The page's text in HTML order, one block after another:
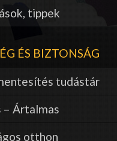
tippek
ÉS BIZTONSÁG
tudástár
– Ártalmas
otthon